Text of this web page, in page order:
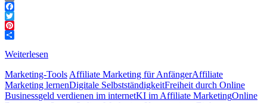
Email
Facebook
Twitter
Pinterest
Weiterlesen
Marketing-Tools Affiliate Marketing für AnfängerAffiliate
Marketing lernenDigitale SelbstständigkeitFreiheit durch Online
Businessgeld verdienen im internetKI im Affiliate MarketingOnline